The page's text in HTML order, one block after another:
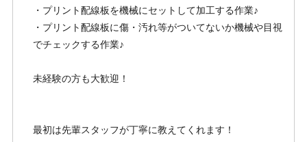
・プリント配線板を機械にセットして加工する作業♪
・プリント配線板に傷・汚れ等がついてないか機械や目視
でチェックする作業♪
未経験の方も大歓迎！
最初は先輩スタッフが丁寧に教えてくれます！